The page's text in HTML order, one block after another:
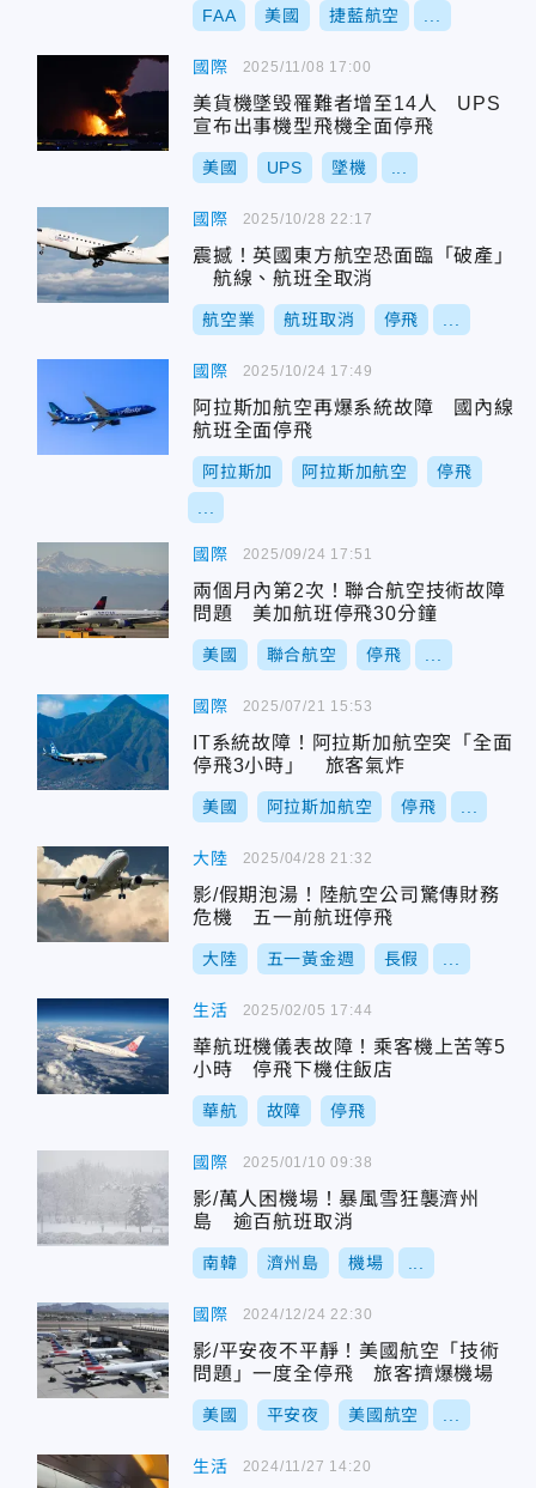
FAA 美國 捷藍航空
國際
美貨機墜毁罹難者增至14人 UPS
宣布出事機型飛機全面停飛
美國 UPS 墜機
2025/11/08 17:00
國際
震撼！英國東方航空恐面臨「破產」
航線、航班全取消
航空業 航班取消 停飛
2025/10/28 22:17
國際
阿拉斯加航空再爆系統故障 國內線
航班全面停飛
阿拉斯加 阿拉斯加航空 停飛
2025/10/24 17:49
國際
兩個月內第2次！聯合航空技術故障
問題 美加航班停飛30分鐘
美國 聯合航空 停飛
2025/09/24 17:51
國際
IT系統故障！阿拉斯加航空突「全面
停飛3小時」 旅客氣炸
美國 阿拉斯加航空 停飛
2025/07/21 15:53
大陸
影/假期泡湯！陸航空公司驚傳財務
危機 五一前航班停飛
大陸 五一黃金週 長假
2025/04/28 21:32
生活
華航班機儀表故障！乘客機上苦等5
小時 停飛下機住飯店
華航 故障 停飛
2025/02/05 17:44
國際
影/萬人困機場！暴風雪狂襲濟州
島 逾百航班取消
南韓 濟州島 機場
2025/01/10 09:38
國際
影/平安夜不平靜！美國航空「技術
問題」一度全停飛 旅客擠爆機場
美國 平安夜 美國航空
2024/12/24 22:30
生活 2024/11/27 14:20